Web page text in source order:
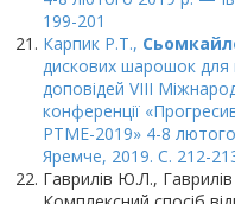
199-201
Карпик Р.Т.,
дискових шарошок для
доповідей VIII
конференції
PTME-2019» 4-8
Яремче, 2019. С. 212-
Гаврилів Ю.Л.,